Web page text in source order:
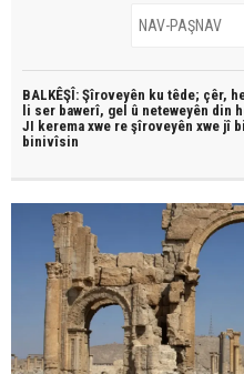
BALKÊŞÎ: Şîroveyên ku têde; çêr,
li ser bawerî, gel û neteweyên din
JI kerema xwe re şîroveyên xwe jî bi
binivîsin